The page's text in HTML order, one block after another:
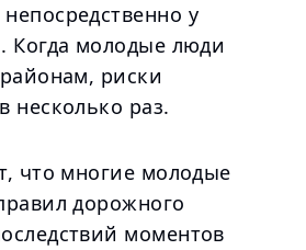
у
Когда молодые люди
риски
несколько раз.
что многие молодые
дорожного
моментов